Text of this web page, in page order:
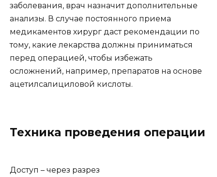
заболевания, врач назначит дополнительные
анализы. В случае постоянного приема
медикаментов хирург даст рекомендации по
тому, какие лекарства должны приниматься
перед операцией, чтобы избежать
осложнений, например, препаратов на основе
ацетилсалициловой кислоты.
Техника проведения операции
Доступ – через разрез